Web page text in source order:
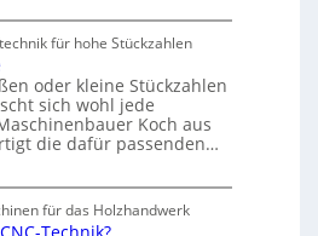
für hohe Stückzahlen
oder kleine Stückzahlen
sich wohl jede
Koch aus
die dafür passenden…
für das Holzhandwerk